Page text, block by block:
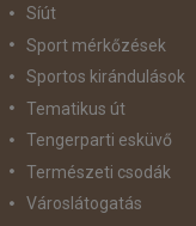
Síút
Sport mérkőzések
Sportos kirándulások
Tematikus út
Tengerparti esküvő
Természeti csodák
Városlátogatás